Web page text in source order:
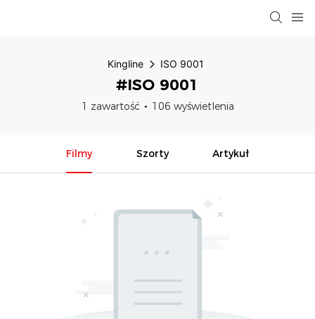
Kingline ISO 9001
#ISO 9001
1 zawartość 106 wyświetlenia
Filmy Szorty Artykuł